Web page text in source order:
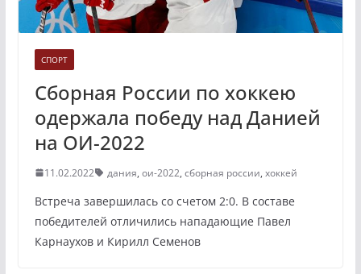
СПОРТ
Сборная России по хоккею
одержала победу над Данией
на ОИ-2022
11.02.2022 дания, ои-2022, сборная россии, хоккей
Встреча завершилась со счетом 2:0. В составе
победителей отличились нападающие Павел
Карнаухов и Кирилл Семенов